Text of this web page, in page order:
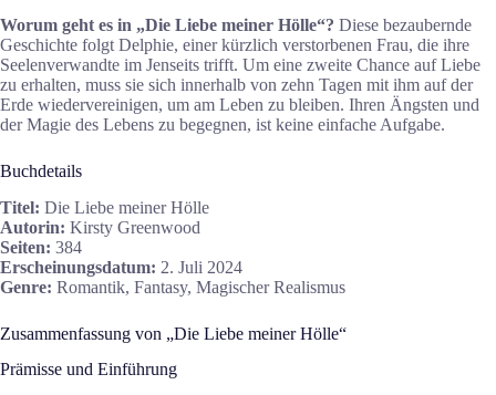
Worum geht es in „Die Liebe meiner Hölle“? Diese bezaubernde
Geschichte folgt Delphie, einer kürzlich verstorbenen Frau, die ihre
Seelenverwandte im Jenseits trifft. Um eine zweite Chance auf Liebe
zu erhalten, muss sie sich innerhalb von zehn Tagen mit ihm auf der
Erde wiedervereinigen, um am Leben zu bleiben. Ihren Ängsten und
der Magie des Lebens zu begegnen, ist keine einfache Aufgabe.
Buchdetails
Titel: Die Liebe meiner Hölle
Autorin: Kirsty Greenwood
Seiten: 384
Erscheinungsdatum: 2. Juli 2024
Genre: Romantik, Fantasy, Magischer Realismus
Zusammenfassung von „Die Liebe meiner Hölle“
Prämisse und Einführung